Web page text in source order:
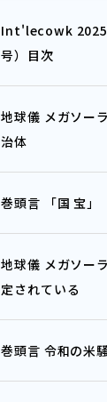
Int'lecowk 2025
号）目次
地球儀 メガソー
治体
巻頭言 「国 宝」
地球儀 メガソー
定されている
巻頭言 令和の米